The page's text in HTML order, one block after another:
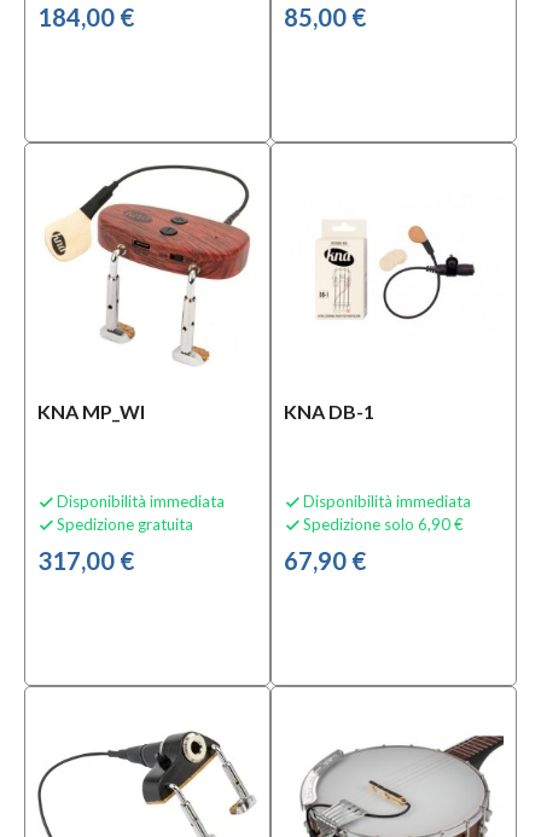
184,00 € 85,00 €
KNA MP_WI
 Disponibilità immediata
 Spedizione gratuita
317,00 €
KNA DB-1
 Disponibilità immediata
 Spedizione solo 6,90 €
67,90 €